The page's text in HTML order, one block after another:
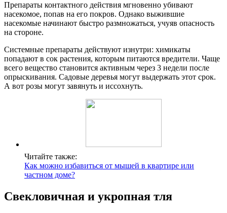
Препараты контактного действия мгновенно убивают
насекомое, попав на его покров. Однако выжившие
насекомые начинают быстро размножаться, учуяв опасность
на стороне.
Системные препараты действуют изнутри: химикаты
попадают в сок растения, которым питаются вредители. Чаще
всего вещество становится активным через 3 недели после
опрыскивания. Садовые деревья могут выдержать этот срок.
А вот розы могут завянуть и иссохнуть.
Читайте также:
Как можно избавиться от мышей в квартире или
частном доме?
Свекловичная и укропная тля